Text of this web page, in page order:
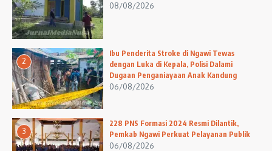
08/08/2026
2
Ibu Penderita Stroke di Ngawi Tewas
dengan Luka di Kepala, Polisi Dalami
Dugaan Penganiayaan Anak Kandung
06/08/2026
3
228 PNS Formasi 2024 Resmi Dilantik,
Pemkab Ngawi Perkuat Pelayanan Publik
06/08/2026